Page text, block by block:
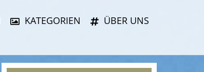
KATEGORIEN ÜBER UNS